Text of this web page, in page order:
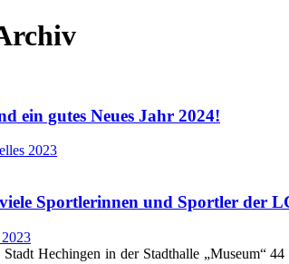
ein gutes Neues Jahr 2024!
2023
Sportlerinnen und Sportler der
Hechingen in der Stadthalle „Museum“